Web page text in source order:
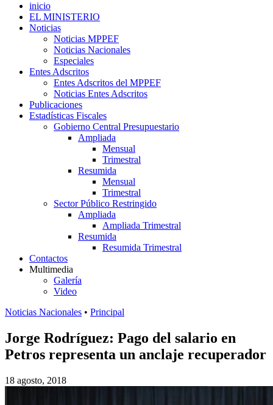
inicio
EL MINISTERIO
Noticias
Noticias MPPEF
Noticias Nacionales
Especiales
Entes Adscritos
Entes Adscritos del MPPEF
Noticias Entes Adscritos
Publicaciones
Estadísticas Fiscales
Gobierno Central Presupuestario
Ampliada
Mensual
Trimestral
Resumida
Mensual
Trimestral
Sector Público Restringido
Ampliada
Ampliada Trimestral
Resumida
Resumida Trimestral
Contactos
Multimedia
Galería
Video
Noticias Nacionales • Principal
Jorge Rodríguez: Pago del salario en
Petros representa un anclaje recuperador
18 agosto, 2018